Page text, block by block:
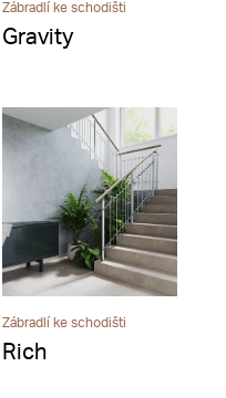
Zábradlí ke schodišti
Gravity
Zábradlí ke schodišti
Rich